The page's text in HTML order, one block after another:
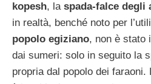
kopesh, laspada-falce degli
in realtà, benché noto per
popolo egiziano, non è stato
dai sumeri: solo in seguito la
propria dal popolo dei faraoni.